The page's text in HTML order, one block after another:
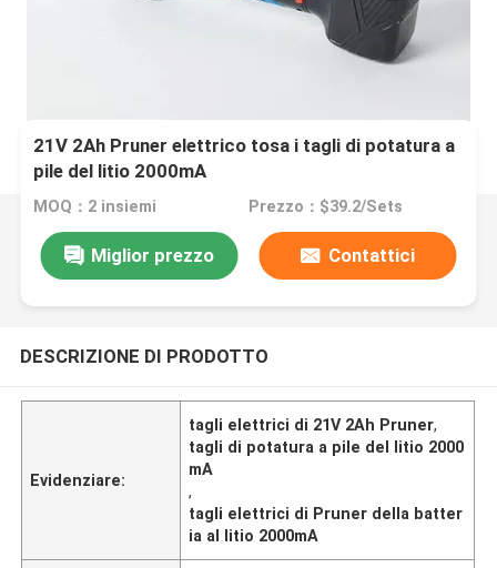
21V 2Ah Pruner elettrico tosa i tagli di potatura a
pile del litio 2000mA
MOQ：2 insiemi Prezzo：$39.2/Sets
Miglior prezzo Contattici
DESCRIZIONE DI PRODOTTO
Evidenziare:
tagli elettrici di 21V 2Ah Pruner,
tagli di potatura a pile del litio 2000
mA
,
tagli elettrici di Pruner della batter
ia al litio 2000mA